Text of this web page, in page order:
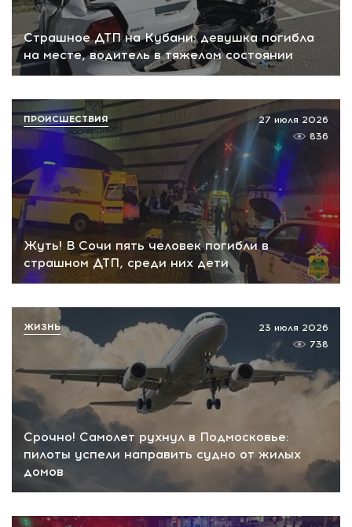
Страшное ДТП на Кубани: девушка погибла
на месте, водитель в тяжелом состоянии
Жуть! В Сочи пять человек погибли в
страшном ДТП, среди них дети
27 июля 2026
836
ПРОИСШЕСТВИЯ
Срочно! Самолет рухнул в Подмосковье:
пилоты успели направить судно от жилых
домов
23 июля 2026
738
ЖИЗНЬ